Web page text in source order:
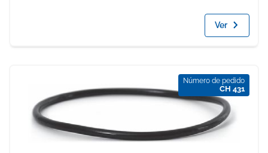
Ver
Número de pedido
CH 431